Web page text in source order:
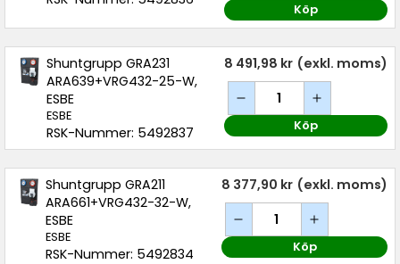
Köp
Shuntgrupp GRA231
ARA639+VRG432-25-W,
ESBE
ESBE
RSK-Nummer: 5492837
8 491,98 kr (exkl. moms)
Köp
Shuntgrupp GRA211
ARA661+VRG432-32-W,
ESBE
ESBE
RSK-Nummer: 5492834
8 377,90 kr (exkl. moms)
Köp